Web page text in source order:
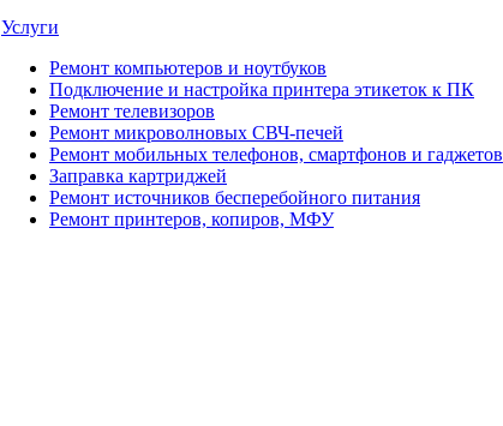
Услуги
Ремонт компьютеров и ноутбуков
Подключение и настройка принтера этикеток к ПК
Ремонт телевизоров
Ремонт микроволновых СВЧ-печей
Ремонт мобильных телефонов, смартфонов и гаджетов
Заправка картриджей
Ремонт источников бесперебойного питания
Ремонт принтеров, копиров, МФУ